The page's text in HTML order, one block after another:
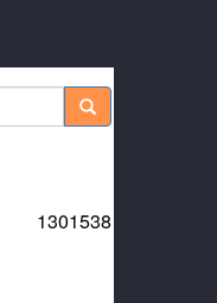
1301538